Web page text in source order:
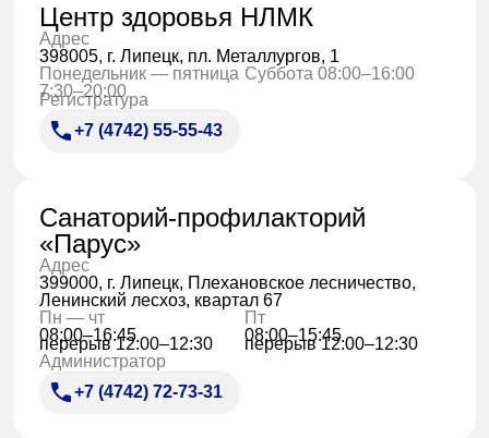
Центр здоровья НЛМК
Адрес
398005, г. Липецк, пл. Металлургов, 1
Понедельник — пятница
7:30–20:00
Суббота 08:00–16:00
Регистратура
+7 (4742) 55-55-43
Санаторий-профилакторий
«Парус»
Адрес
399000, г. Липецк, Плехановское лесничество,
Ленинский лесхоз, квартал 67
Пн — чт
08:00–16:45
перерыв 12:00–12:30
Пт
08:00–15:45
перерыв 12:00–12:30
Администратор
+7 (4742) 72-73-31